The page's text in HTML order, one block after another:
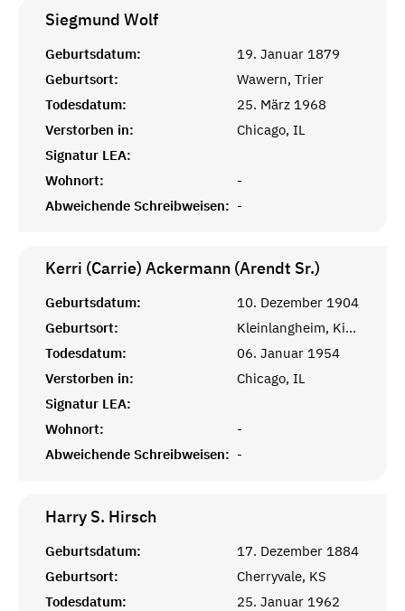
Siegmund Wolf
Geburtsdatum:
19. Januar 1879
Geburtsort:
Wawern, Trier
Todesdatum:
25. März 1968
Verstorben in:
Chicago, IL
Signatur LEA:
Wohnort:
-
Abweichende Schreibweisen: -
Kerri (Carrie) Ackermann (Arendt Sr.)
Geburtsdatum:
10. Dezember 1904
Geburtsort:
Kleinlangheim, Kitzingen, Bayern
Todesdatum:
06. Januar 1954
Verstorben in:
Chicago, IL
Signatur LEA:
Wohnort:
-
Abweichende Schreibweisen: -
Harry S. Hirsch
Geburtsdatum:
17. Dezember 1884
Geburtsort:
Cherryvale, KS
Todesdatum:
25. Januar 1962